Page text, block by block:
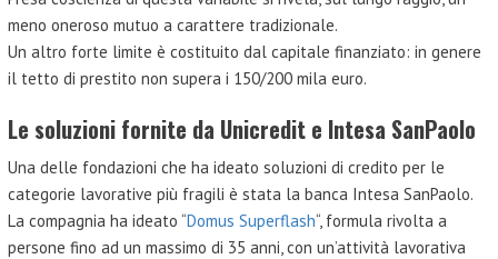
meno oneroso mutuo a carattere tradizionale.
Un altro forte limite è costituito dal capitale finanziato: in genere
il tetto di prestito non supera i 150/200 mila euro.
Le soluzioni fornite da Unicredit e Intesa SanPaolo
Una delle fondazioni che ha ideato soluzioni di credito per le
categorie lavorative più fragili è stata la banca Intesa SanPaolo.
La compagnia ha ideato “Domus Superflash“, formula rivolta a
persone fino ad un massimo di 35 anni, con un’attività lavorativa